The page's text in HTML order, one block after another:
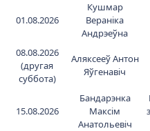
01.08.2026
Кушмар
Вераніка
Андрэеўна
08.08.2026
(другая
суббота)
Аляксееў Антон
Яўгенавіч
15.08.2026
Бандарэнка
Максім
Анатольевіч